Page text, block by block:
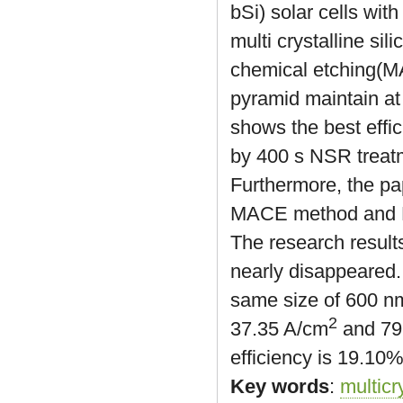
bSi) solar cells
multi crystalline
chemical
pyramid maintain
shows the best
by 400 s NSR
Furthermore, the
MACE method
The research
nearly
same size of 600
37.35 A/cm2 and
efficiency is
Key words: